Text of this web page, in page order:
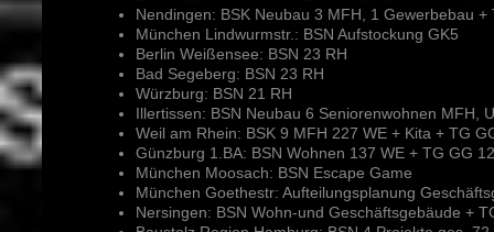
Nendingen: BSK Neubau 3 MFH, 1 Gewerbebau +
München Lindwurmstr.: BSN Aufstockung GK5
Berlin Weißensee: BSN 23 RH
Bad Segeberg: BSN 23 RH
Würzburg: BSN 21 RH
Illertissen: BSN Neubau 6 Seniorenwohnen MFH,
Weil am Rhein: BSK 9 MFH 227 WE + Kita + TG
Günzburg 1.BA: BSN Wohnen 137 WE + TG GG
München Moosach: BSN Escape Game
München Goethestr: Aufteilungsplanung
Nersingen: BSN Wohn-und Geschäftsgebäude +